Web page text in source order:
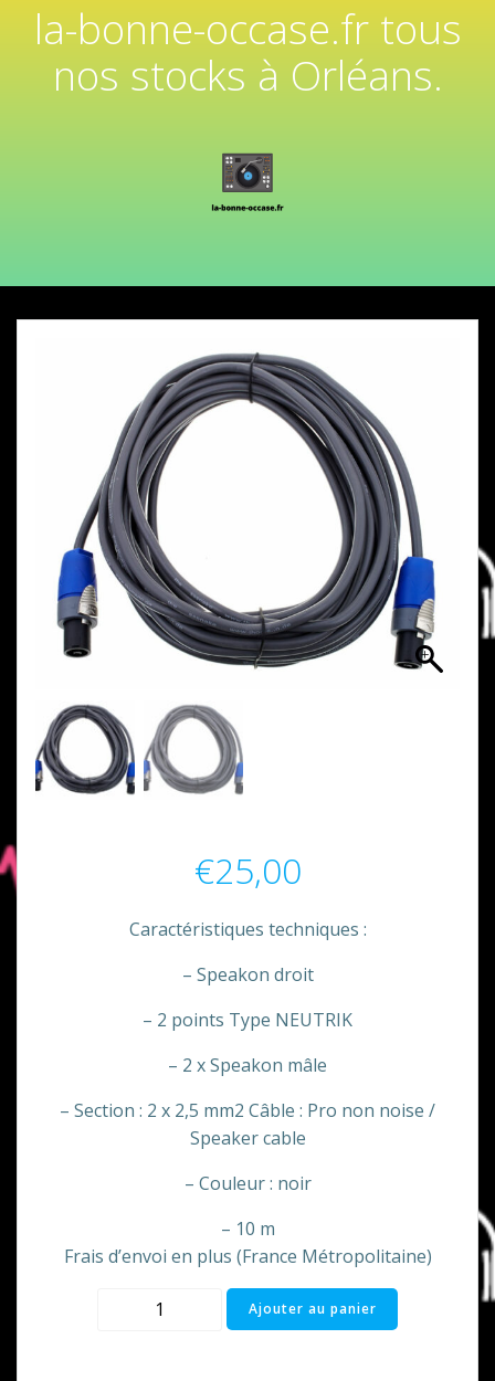
la-bonne-occase.fr tous
nos stocks à Orléans.
€25,00
Caractéristiques techniques :
– Speakon droit
– 2 points Type NEUTRIK
– 2 x Speakon mâle
– Section : 2 x 2,5 mm2 Câble : Pro non noise /
Speaker cable
– Couleur : noir
– 10 m
Frais d’envoi en plus (France Métropolitaine)
quantité
Ajouter au panier